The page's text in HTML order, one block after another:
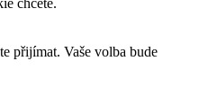
chcete.
přijímat. Vaše volba bude